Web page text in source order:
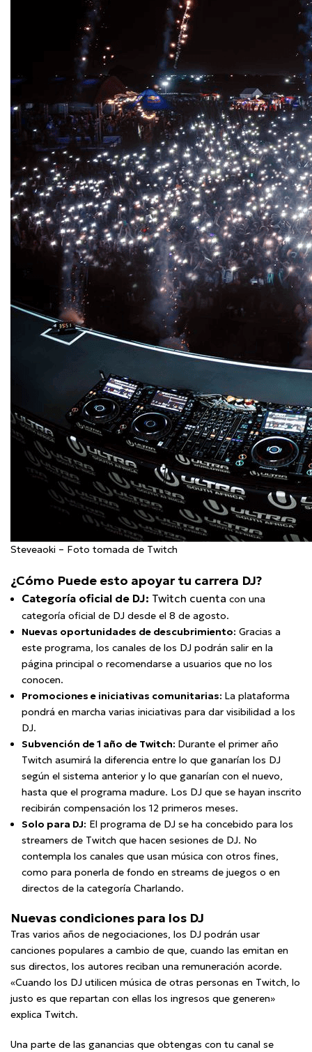
Steveaoki – Foto tomada de Twitch
¿Cómo Puede esto apoyar tu carrera DJ?
Categoría oficial de DJ: Twitch cuenta con una
categoría oficial de DJ desde el 8 de agosto.
Nuevas oportunidades de descubrimiento: Gracias a
este programa, los canales de los DJ podrán salir en la
página principal o recomendarse a usuarios que no los
conocen.
Promociones e iniciativas comunitarias: La plataforma
pondrá en marcha varias iniciativas para dar visibilidad a los
DJ.
Subvención de 1 año de Twitch: Durante el primer año
Twitch asumirá la diferencia entre lo que ganarían los DJ
según el sistema anterior y lo que ganarían con el nuevo,
hasta que el programa madure. Los DJ que se hayan inscrito
recibirán compensación los 12 primeros meses.
Solo para DJ: El programa de DJ se ha concebido para los
streamers de Twitch que hacen sesiones de DJ. No
contempla los canales que usan música con otros fines,
como para ponerla de fondo en streams de juegos o en
directos de la categoría Charlando.
​​Nuevas condiciones para los DJ
Tras varios años de negociaciones, los DJ podrán usar
canciones populares a cambio de que, cuando las emitan en
sus directos, los autores reciban una remuneración acorde.
«Cuando los DJ utilicen música de otras personas en Twitch, lo
justo es que repartan con ellas los ingresos que generen»
explica Twitch.
Una parte de las ganancias que obtengas con tu canal se